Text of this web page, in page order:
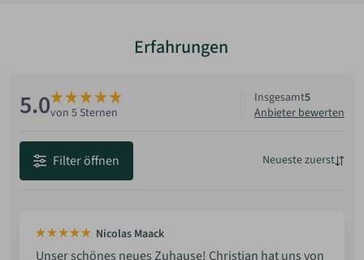
Erfahrungen
5.0von 5 Sternen
Insgesamt5
Anbieter bewerten
Filter öffnen
Neueste zuerst
Nicolas Maack
Unser schönes neues Zuhause! Christian hat uns von